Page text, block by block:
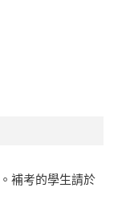
。補考的學生請於